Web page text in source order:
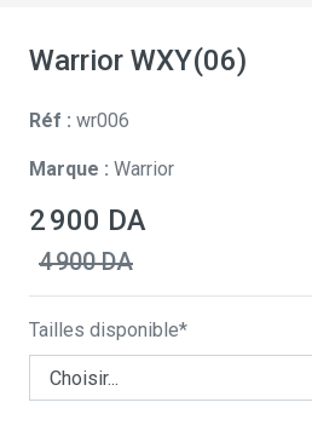
Warrior WXY(06)
Réf : wr006
Marque : Warrior
2 900 DA
4 900 DA
Tailles disponible*